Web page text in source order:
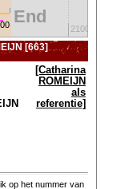
2100
End
[663]
[Catharina
ROMEIJN
als
referentie]
op het nummer van